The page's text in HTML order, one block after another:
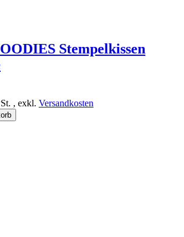
Stempelkissen
, exkl. Versandkosten